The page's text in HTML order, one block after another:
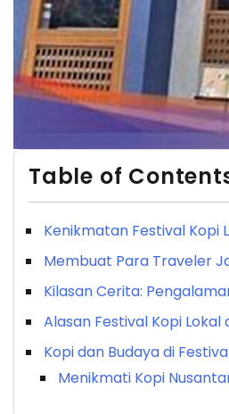
Table of
Kenikmatan Festival Kopi
Membuat Para Traveler
Kilasan Cerita:
Alasan Festival Kopi Lokal
Kopi dan Budaya di
Menikmati Kopi